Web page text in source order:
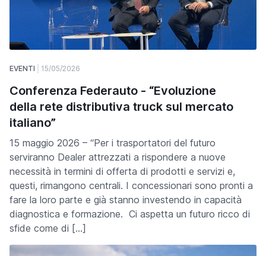
EVENTI 15/05/2026
Conferenza Federauto - “Evoluzione
della rete distributiva truck sul mercato
italiano”
15 maggio 2026 – “Per i trasportatori del futuro
serviranno Dealer attrezzati a rispondere a nuove
necessità in termini di offerta di prodotti e servizi e,
questi, rimangono centrali. I concessionari sono pronti a
fare la loro parte e già stanno investendo in capacità
diagnostica e formazione. Ci aspetta un futuro ricco di
sfide come di […]